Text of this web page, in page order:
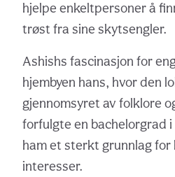
hjelpe enkeltpersoner å
trøst fra sine skytsengler.
Ashishs fascinasjon for
hjembyen hans, hvor den
gjennomsyret av folklore
forfulgte en bachelorgrad
ham et sterkt grunnlag for
interesser.